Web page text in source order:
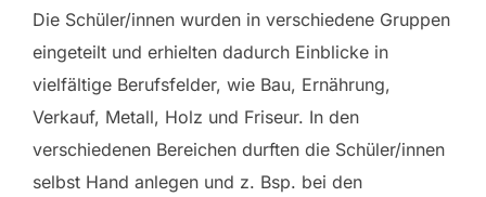
Die Schüler/innen wurden in verschiedene Gruppen
eingeteilt und erhielten dadurch Einblicke in
vielfältige Berufsfelder, wie Bau, Ernährung,
Verkauf, Metall, Holz und Friseur. In den
verschiedenen Bereichen durften die Schüler/innen
selbst Hand anlegen und z. Bsp. bei den